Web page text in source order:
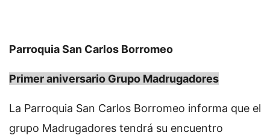
Parroquia San Carlos Borromeo
Primer aniversario Grupo Madrugadores
La Parroquia San Carlos Borromeo informa que el
grupo Madrugadores tendrá su encuentro